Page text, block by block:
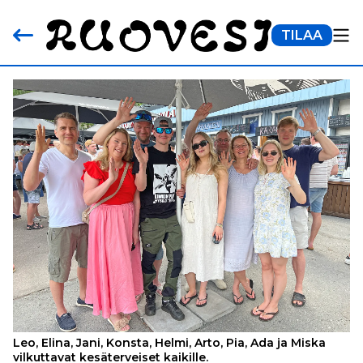
TILAA
Leo, Elina, Jani, Konsta, Helmi, Arto, Pia, Ada ja Miska
vilkuttavat kesäterveiset kaikille.